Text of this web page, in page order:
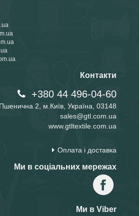
Контакти
+380 44 496-04-60
2, м.Київ, Україна, 03148
sales@gtl.com.ua
www.gtltextile.com.ua
Оплата і доставка
Ми в соціальних мережах
Ми в Viber